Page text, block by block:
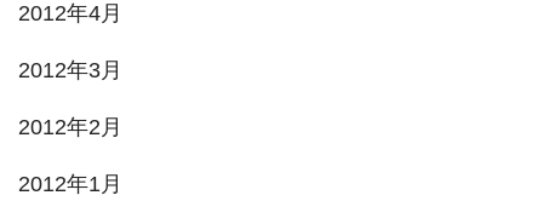
2012年4月
2012年3月
2012年2月
2012年1月